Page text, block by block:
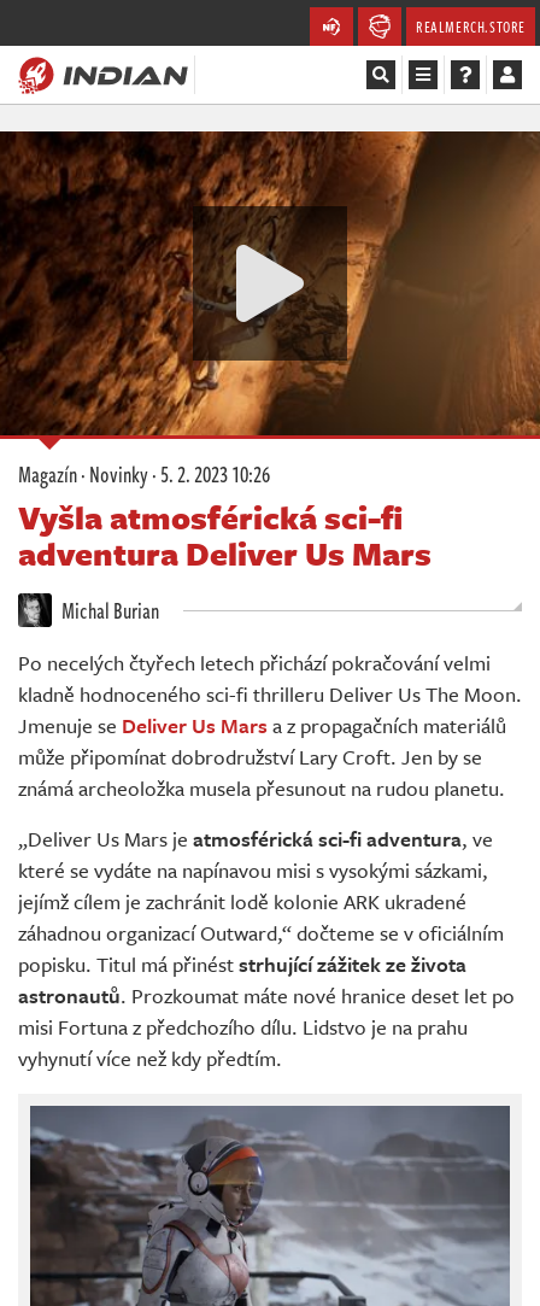
REALMERCH.STORE
Magazín
Recenze
Videa
Soutěže
Databáze
Komunita
Redakce
Živě
Magazín·Novinky·5. 2. 2023 10:26
Vyšla atmosférická sci-fi
adventura Deliver Us Mars
Michal Burian
Po necelých čtyřech letech přichází pokračování velmi
kladně hodnoceného sci-fi thrilleru Deliver Us The Moon.
Jmenuje se Deliver Us Mars a z propagačních materiálů
může připomínat dobrodružství Lary Croft. Jen by se
známá archeoložka musela přesunout na rudou planetu.
„Deliver Us Mars je atmosférická sci-fi adventura, ve
které se vydáte na napínavou misi s vysokými sázkami,
jejímž cílem je zachránit lodě kolonie ARK ukradené
záhadnou organizací Outward,“ dočteme se v oficiálním
popisku. Titul má přinéststrhující zážitek ze života
astronautů. Prozkoumat máte nové hranice deset let po
misi Fortuna z předchozího dílu. Lidstvo je na prahu
vyhynutí více než kdy předtím.